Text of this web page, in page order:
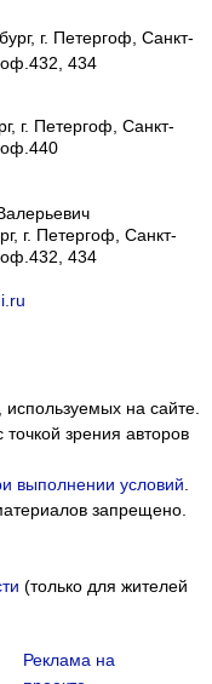
г. Петергоф, Санкт-
оф.432, 434
г. Петергоф, Санкт-
оф.440
г. Петергоф Санкт-
оф.432, 434
используемых на сайте.
зрения авторов
выполнении условий
запрещено.
(только для жителей
Реклама на